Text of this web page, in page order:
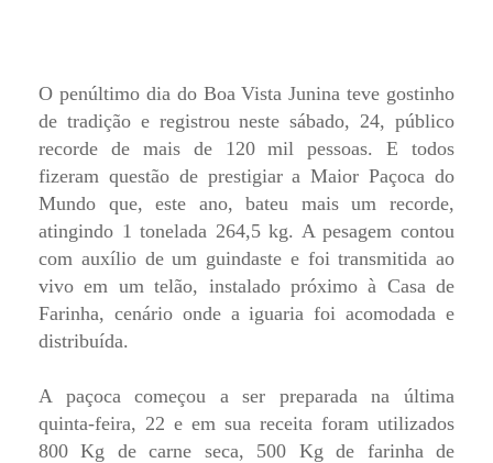
O penúltimo dia do Boa Vista Junina teve gostinho
de tradição e registrou neste sábado, 24, público
recorde de mais de 120 mil pessoas. E todos
fizeram questão de prestigiar a Maior Paçoca do
Mundo que, este ano, bateu mais um recorde,
atingindo 1 tonelada 264,5 kg. A pesagem contou
com auxílio de um guindaste e foi transmitida ao
vivo em um telão, instalado próximo à Casa de
Farinha, cenário onde a iguaria foi acomodada e
distribuída.
A paçoca começou a ser preparada na última
quinta-feira, 22 e em sua receita foram utilizados
800 Kg de carne seca, 500 Kg de farinha de